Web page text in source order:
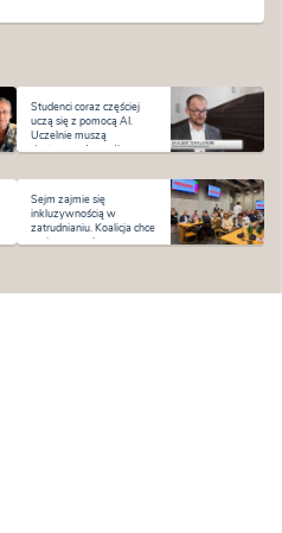
Studenci coraz częściej
uczą się z pomocą AI.
Uczelnie muszą
dostosować sposób
Sejm zajmie się
inkluzywnością w
zatrudnianiu. Koalicja chce
zmian na rynku pracy